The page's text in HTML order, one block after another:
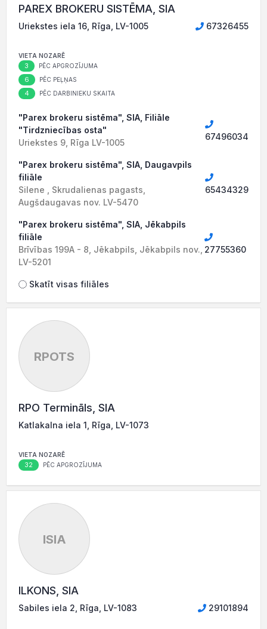
PAREX BROKERU SISTĒMA, SIA
Uriekstes iela 16, Rīga, LV-1005 67326455
VIETA NOZARĒ
3 PĒC APGROZĪJUMA
6 PĒC PEĻŅAS
4 PĒC DARBINIEKU SKAITA
"Parex brokeru sistēma", SIA, Filiāle
"Tirdzniecības osta"
Uriekstes 9, Rīga LV-1005
67496034
"Parex brokeru sistēma", SIA, Daugavpils
filiāle
Silene , Skrudalienas pagasts,
Augšdaugavas nov. LV-5470
65434329
"Parex brokeru sistēma", SIA, Jēkabpils
filiāle
Brīvības 199A - 8, Jēkabpils, Jēkabpils nov.,
LV-5201
27755360
Skatīt visas filiāles
RPOTS
RPO Termināls, SIA
Katlakalna iela 1, Rīga, LV-1073
VIETA NOZARĒ
32 PĒC APGROZĪJUMA
ISIA
ILKONS, SIA
Sabiles iela 2, Rīga, LV-1083 29101894